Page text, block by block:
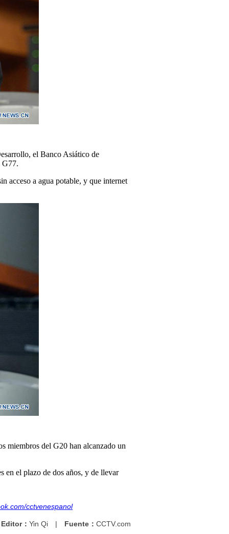
el Banco Asiático de
G77.
acceso a agua potable, y que internet
miembros del G20 han alcanzado un
en el plazo de dos años, y de llevar
cctvenespanol
Editor： Yin Qi | Fuente： CCTV.com